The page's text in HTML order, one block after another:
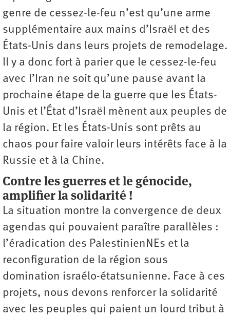
genre de cessez-le-feu n’est qu’une arme
supplémentaire aux mains d’Israël et des
États-Unis dans leurs projets de remodelage.
Il y a donc fort à parier que le cessez-le-feu
avec l’Iran ne soit qu’une pause avant la
prochaine étape de la guerre que les États-
Unis et l’État d’Israël mènent aux peuples de
la région. Et les États-Unis sont prêts au
chaos pour faire valoir leurs intérêts face à la
Russie et à la Chine.
Contre les guerres et le génocide,
amplifier la solidarité !
La situation montre la convergence de deux
agendas qui pouvaient paraître parallèles :
l’éradication des PalestinienNEs et la
reconfiguration de la région sous
domination israélo-étatsunienne. Face à ces
projets, nous devons renforcer la solidarité
avec les peuples qui paient un lourd tribut à